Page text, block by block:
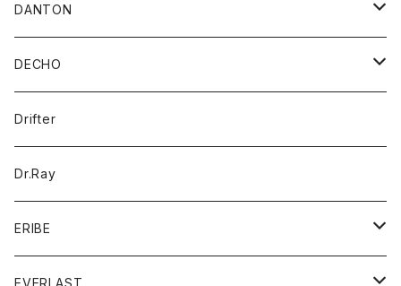
Tシャツ
パーカー
ブラウス
ウォレット
カードケース
バッグ
DANTON
アウター
コート
ジャケット
アクセサリー
バッグ
キッズ
シャツ
Tシャツ
グッズ
帽子
トップス
DECHO
帽子
Drifter
Dr.Ray
ERIBE
ニット
EVERLAST